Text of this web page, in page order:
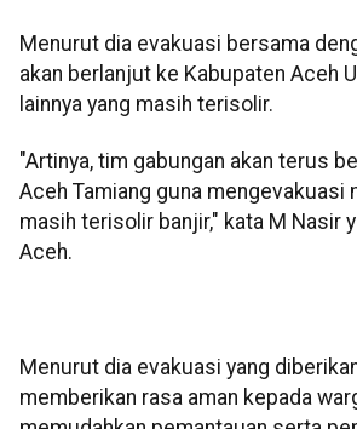
Menurut dia evakuasi bersama
akan berlanjut ke Kabupaten Aceh
lainnya yang masih terisolir.
"Artinya, tim gabungan akan terus
Aceh Tamiang guna mengevakuasi
masih terisolir banjir," kata M Nasir
Aceh.
Menurut dia evakuasi yang
memberikan rasa aman kepada